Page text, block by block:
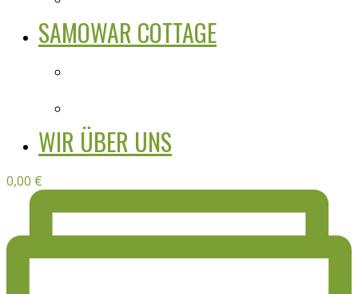
SAMOWAR COTTAGE
WIR ÜBER UNS
0,00 €